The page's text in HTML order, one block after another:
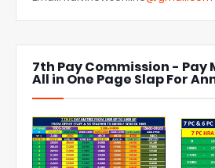
7th Pay Commission - Pay
All in One Page Slap For